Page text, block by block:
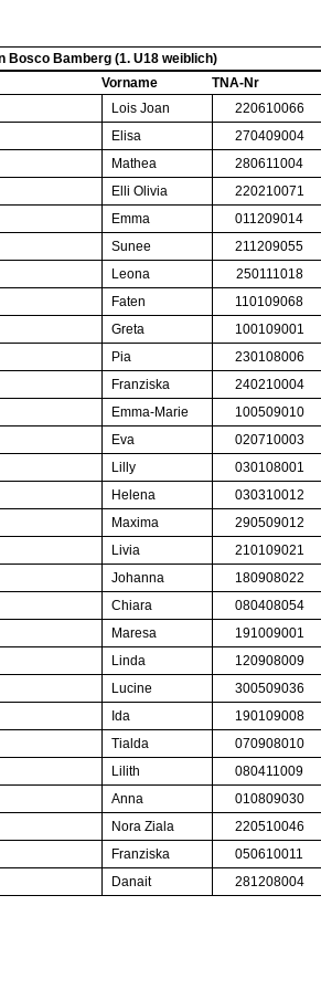
Bosco Bamberg (1. U18 weiblich)
Vorname TNA-Nr
Lois Joan 220610066
Elisa 270409004
Mathea 280611004
Elli Olivia 220210071
Emma 011209014
Sunee 211209055
Leona 250111018
Faten 110109068
Greta 100109001
Pia 230108006
Franziska 240210004
Emma-Marie 100509010
Eva 020710003
Lilly 030108001
Helena 030310012
Maxima 290509012
Livia 210109021
Johanna 180908022
Chiara 080408054
Maresa 191009001
Linda 120908009
Lucine 300509036
Ida 190109008
Tialda 070908010
Lilith 080411009
Anna 010809030
Nora Ziala 220510046
Franziska 050610011
Danait 281208004